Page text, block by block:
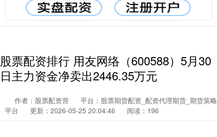
股票配资排行 用友网络（600588）5月30
日主力资金净卖出2446.35万元
作者：股票配资营
平台：股票期货配资_配资代理期货_期货策略
平台
更新：2026-05-25 20:04:46 阅读：196